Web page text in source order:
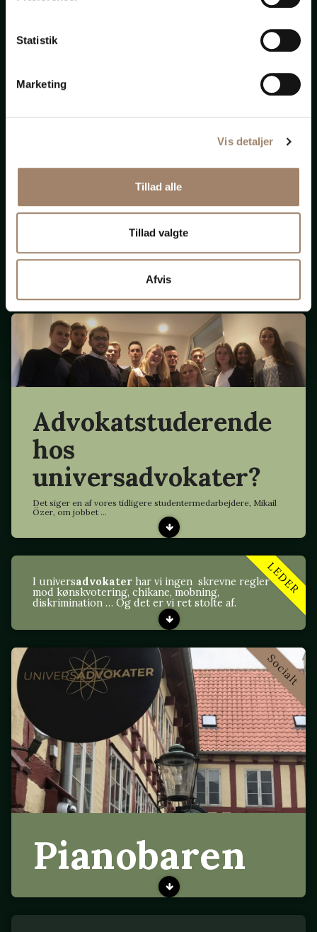
Statistik
Marketing
Vis detaljer
Tillad alle
Tillad valgte
Afvis
bistand
til
Nye krav om ligeløn
og
løngennemsigtighed
(Opdateret 131125)
Advokatstuderende
hos
universadvokater?
Det siger en af vores tidligere studentermedarbejdere, Mikail
Özer, om jobbet ...
LEDER
I universadvokaterhar vi ingen skrevne regler
mod kønskvotering, chikane, mobning,
diskrimination … Og det er vi ret stolte af.
Socialt
Pianobaren